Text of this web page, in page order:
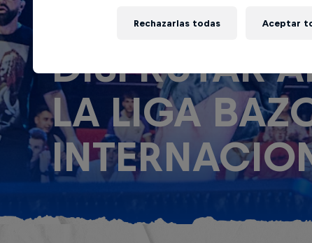
7 CLAVES
DISFRUTAR
LA LIGA
Rechazarlas todas Aceptar